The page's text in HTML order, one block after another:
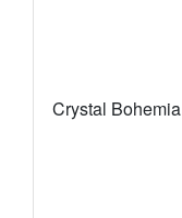
Crystal